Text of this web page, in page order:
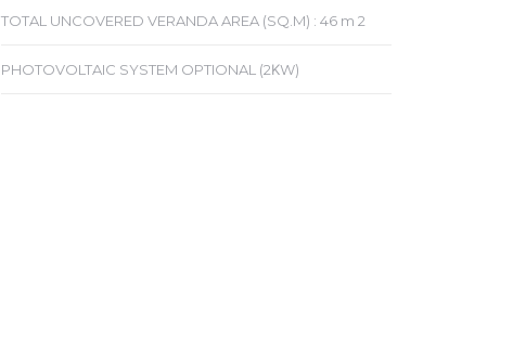
TOTAL UNCOVERED VERANDA AREA (SQ.M) : 46 m 2
PHOTOVOLTAIC SYSTEM OPTIONAL (2ΚW)